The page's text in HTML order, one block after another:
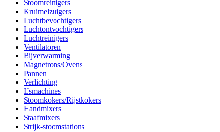
Stoomreinigers
Kruimelzuigers
Luchtbevochtigers
Luchtontvochtigers
Luchtreinigers
Ventilatoren
Bijverwarming
Magnetrons/Ovens
Pannen
Verlichting
IJsmachines
Stoomkokers/Rijstkokers
Handmixers
Staafmixers
Strijk-stoomstations